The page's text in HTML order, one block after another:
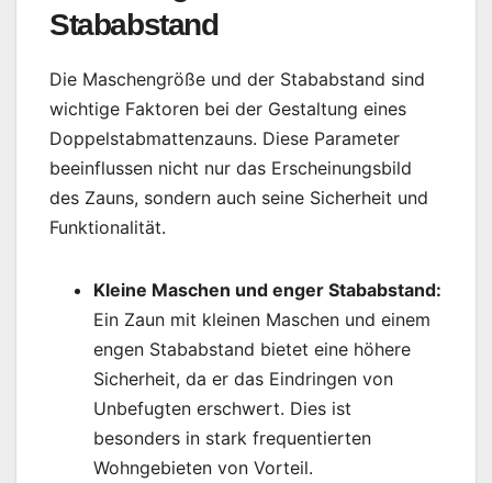
Stababstand
Die Maschengröße und der Stababstand sind
wichtige Faktoren bei der Gestaltung eines
Doppelstabmattenzauns. Diese Parameter
beeinflussen nicht nur das Erscheinungsbild
des Zauns, sondern auch seine Sicherheit und
Funktionalität.
Kleine Maschen und enger Stababstand:
Ein Zaun mit kleinen Maschen und einem
engen Stababstand bietet eine höhere
Sicherheit, da er das Eindringen von
Unbefugten erschwert. Dies ist
besonders in stark frequentierten
Wohngebieten von Vorteil.